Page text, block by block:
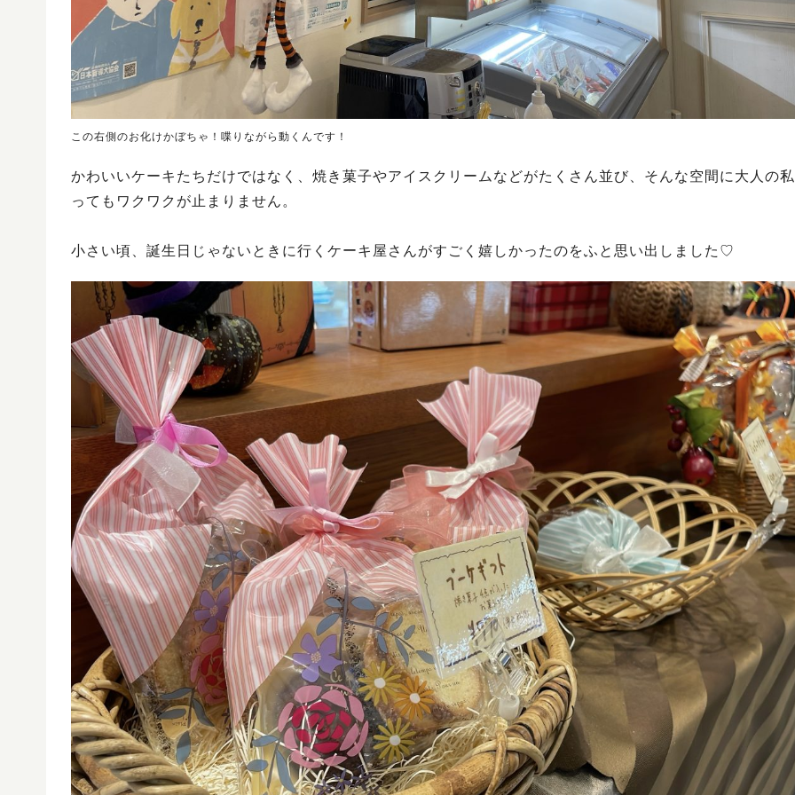
この右側のお化けかぼちゃ！喋りながら動くんです！
かわいいケーキたちだけではなく、焼き菓子やアイスクリームなどがたくさん並び、そんな空間に大人の
ってもワクワクが止まりません。
小さい頃、誕生日じゃないときに行くケーキ屋さんがすごく嬉しかったのをふと思い出しました♡